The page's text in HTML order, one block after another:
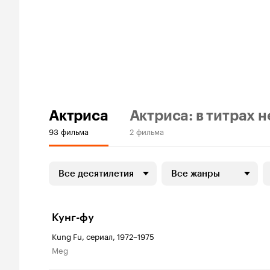
Актриса
93 фильма
Актриса: в титрах
2 фильма
Все десятилетия Все жанры
Кунг-фу
Kung Fu, сериал, 1972–1975
Meg